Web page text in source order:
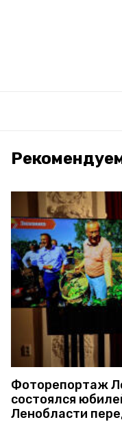
Фоторепортаж
состоялся
Ленобласти